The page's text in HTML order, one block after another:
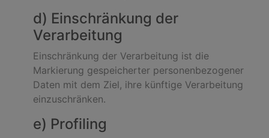
d) Einschränkung der
Verarbeitung
Einschränkung der Verarbeitung ist die
Markierung gespeicherter personenbezogener
Daten mit dem Ziel, ihre künftige Verarbeitung
einzuschränken.
e) Profiling